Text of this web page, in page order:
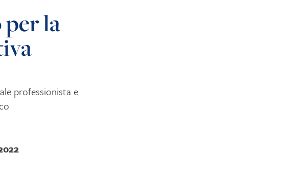
per la
professionista e